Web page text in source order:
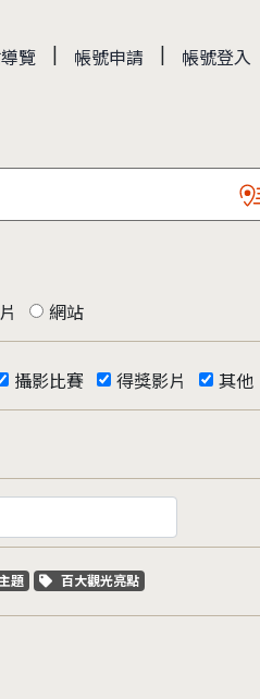
覽 | 帳號申請 | 帳號登入
網站
攝影比賽 得獎影片 其他
標籤
題 關鍵字標籤
百大觀光亮點